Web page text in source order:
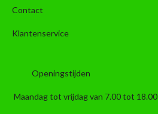
Contact
Klantenservice
Openingstijden
Maandag tot vrijdag van 7.00 tot 18.00